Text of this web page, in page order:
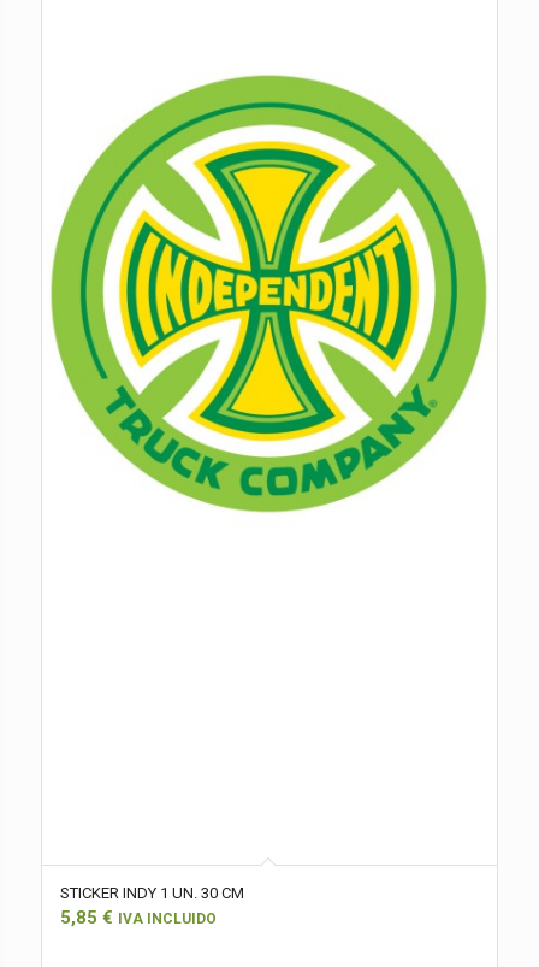
STICKER INDY 1 UN. 30 CM
5,85 € IVA INCLUIDO